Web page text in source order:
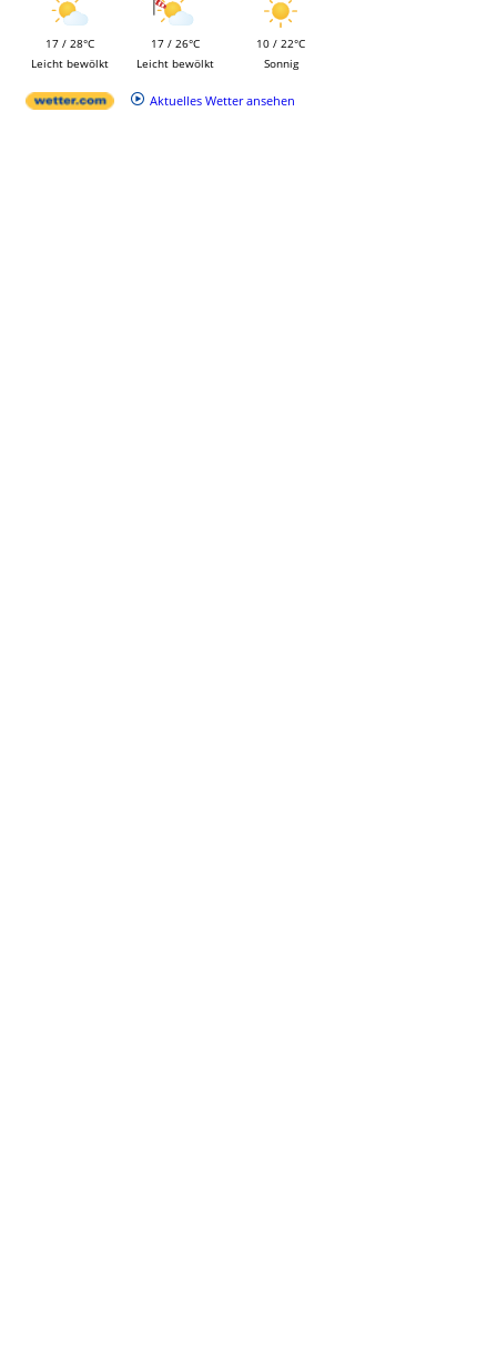
17 / 28°C
Leicht bewölkt
17 / 26°C
Leicht bewölkt
10 / 22°C
Sonnig
Aktuelles Wetter ansehen